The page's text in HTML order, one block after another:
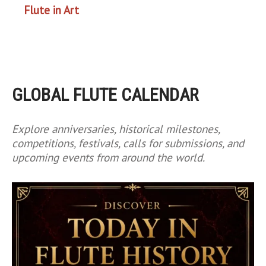
Flute in Art
GLOBAL FLUTE CALENDAR
Explore anniversaries, historical milestones,
competitions, festivals, calls for submissions, and
upcoming events from around the world.